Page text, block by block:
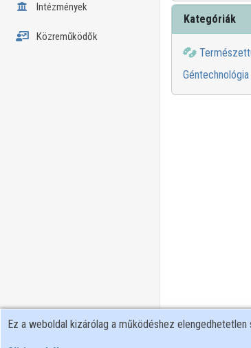
Intézmények
Közreműködők
Kategóriák
Géntechnológia
Ez a weboldal kizárólag a működéshez